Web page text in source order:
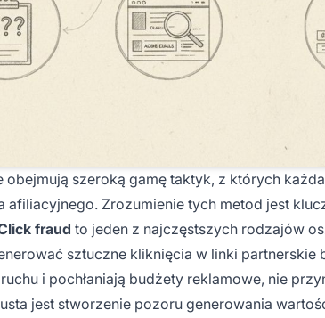
obejmują szeroką gamę taktyk, z których
afiliacyjnego. Zrozumienie tych metod jest
fraud to jeden z najczęstszych rodzajów
sztuczne kliknięcia w linki partnerskie
i pochłaniają budżety reklamowe, nie
jest stworzenie pozoru generowania